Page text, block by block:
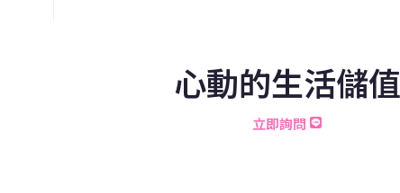
心動的生活儲值
立即詢問